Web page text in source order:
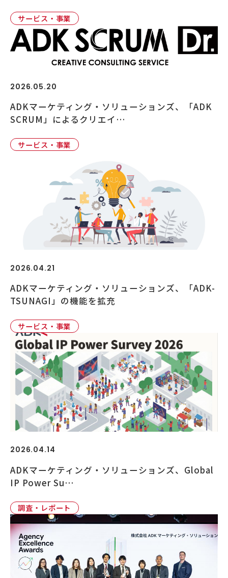
サービス・事業
2026.05.20
ADKマーケティング・ソリューションズ、「ADK
SCRUM」によるクリエイ…
サービス・事業
2026.04.21
ADKマーケティング・ソリューションズ、「ADK-
TSUNAGI」の機能を拡充
サービス・事業
2026.04.14
ADKマーケティング・ソリューションズ、Global
IP Power Su…
調査・レポート